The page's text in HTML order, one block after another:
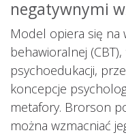
negatywnymi
Model opiera się na
behawioralnej
psychoedukacji,
koncepcje
metafory. Brorson
można wzmacniać